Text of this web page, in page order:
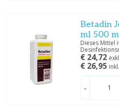
Betadin
ml 500
Dieses Mittel
€ 24,72
€ 26,95
-